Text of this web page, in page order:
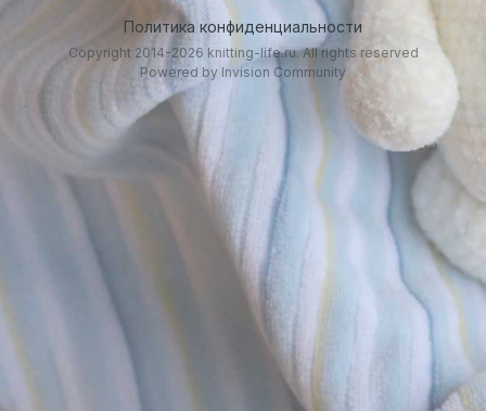
Политика конфиденциальности
Copyright 2014-2026 knitting-life.ru. All rights reserved
Powered by Invision Community